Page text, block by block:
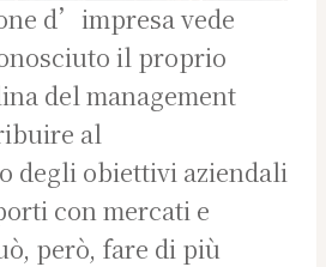
d’impresa vede
il proprio
del management
al
degli obiettivi aziendali
con mercati e
però, fare di più